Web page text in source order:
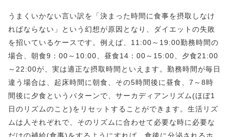
うまくいかない言い訳を「決まった時間に食事を摂取しなけ
ればならない」という幻想が原因となり、ダイエットの失敗
を招いているケースです。例えば、11:00～19:00勤務時間の
場合、朝食9：00～10:00、昼食14：00～15:00、夕食21:00
～22:00が、実は適正な摂取時間といえます。勤務時間が毎日
違う場合は、起床時間に朝食、その5時間後に昼食、7～8時
間後に夕食というパターンで、サーカディアンリズム(ほぼ1
日のリズムのこと)をリセットすることができます。生活リズ
ムは人それぞれで、そのリズムに合わせて必要な時に必要な